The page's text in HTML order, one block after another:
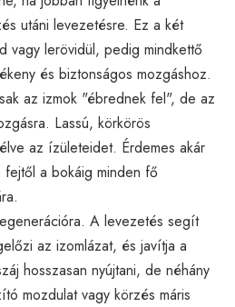
utáni levezetésre. Ez a két
vagy lerövidül, pedig mindkettő
és biztonságos mozgáshoz.
az izmok "ébrednek fel", de az
Lassú, körkörös
az ízületeidet. Érdemes akár
a bokáig minden fő
A levezetés segít
az izomlázat, és javítja a
hosszasan nyújtani, de néhány
mozdulat vagy körzés máris